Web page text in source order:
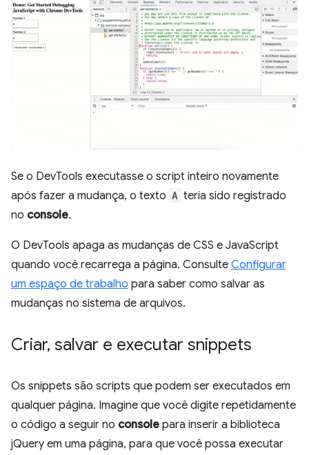
Se o DevTools executasse o script inteiro novamente
após fazer a mudança, o texto A teria sido registrado
no console.
O DevTools apaga as mudanças de CSS e JavaScript
quando você recarrega a página. Consulte Configurar
um espaço de trabalho para saber como salvar as
mudanças no sistema de arquivos.
Criar, salvar e executar snippets
Os snippets são scripts que podem ser executados em
qualquer página. Imagine que você digite repetidamente
o código a seguir no console para inserir a biblioteca
jQuery em uma página, para que você possa executar